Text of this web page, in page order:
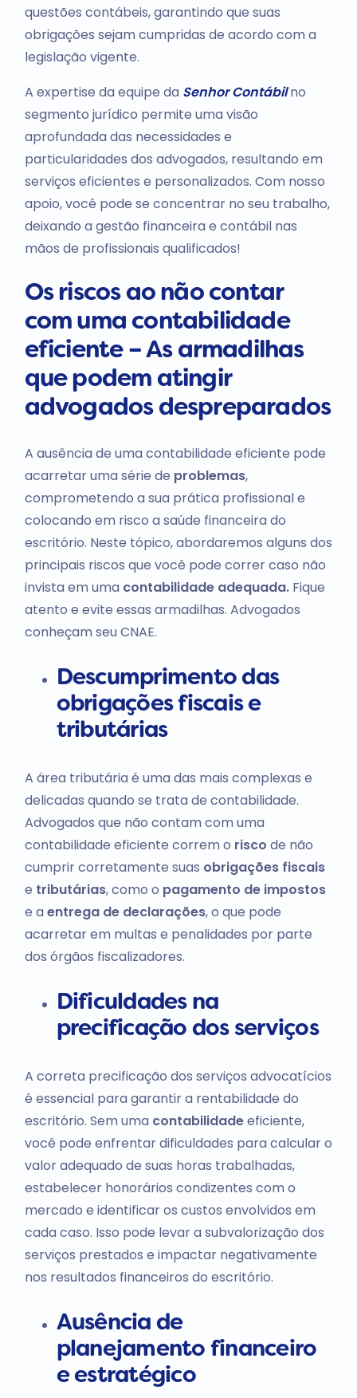
questões contábeis, garantindo que suas
obrigações sejam cumpridas de acordo com a
legislação vigente.
A expertise da equipe daSenhor Contábil no
segmento jurídico permite uma visão
aprofundada das necessidades e
particularidades dos advogados, resultando em
serviços eficientes e personalizados. Com nosso
apoio, você pode se concentrar no seu trabalho,
deixando a gestão financeira e contábil nas
mãos de profissionais qualificados!
Os riscos ao não contar
com uma contabilidade
eficiente – As armadilhas
que podem atingir
advogados despreparados
A ausência de uma contabilidade eficiente pode
acarretar uma série de problemas,
comprometendo a sua prática profissional e
colocando em risco a saúde financeira do
escritório. Neste tópico, abordaremos alguns dos
principais riscos que você pode correr caso não
invista em uma contabilidade adequada.Fique
atento e evite essas armadilhas. Advogados
conheçam seu CNAE.
Descumprimento das
obrigações fiscais e
tributárias
A área tributária é uma das mais complexas e
delicadas quando se trata de contabilidade.
Advogados que não contam com uma
contabilidade eficiente correm o risco de não
cumprir corretamente suas obrigações fiscais
e tributárias, como o pagamento de impostos
e aentrega de declarações, o que pode
acarretar em multas e penalidades por parte
dos órgãos fiscalizadores.
Dificuldades na
precificação dos serviços
A correta precificação dos serviços advocatícios
é essencial para garantir a rentabilidade do
escritório. Sem uma contabilidadeeficiente,
você pode enfrentar dificuldades para calcular o
valor adequado de suas horas trabalhadas,
estabelecer honorários condizentes com o
mercado e identificar os custos envolvidos em
cada caso. Isso pode levar a subvalorização dos
serviços prestados e impactar negativamente
nos resultados financeiros do escritório.
Ausência de
planejamento financeiro
e estratégico